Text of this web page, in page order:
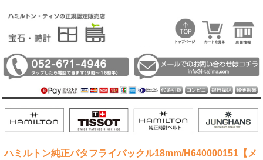
ハミルトン純正バタフライバックル18mm/H640000151【メ